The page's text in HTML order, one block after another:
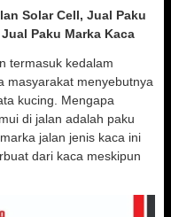
Solar Cell, Jual Paku
Paku Marka Kaca
termasuk kedalam
masyarakat menyebutnya
kucing. Mengapa
di jalan adalah paku
jalan jenis kaca ini
dari kaca meskipun